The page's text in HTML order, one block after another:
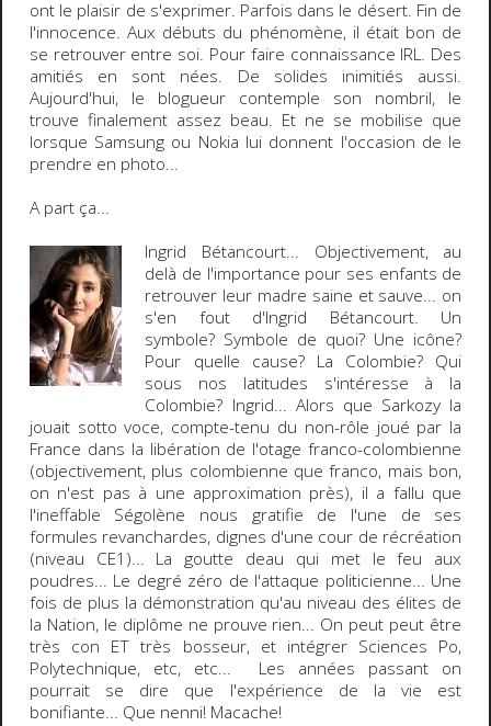
ont le plaisir de s'exprimer. Parfois dans le désert. Fin de
l'innocence. Aux débuts du phénomène, il était bon de
se retrouver entre soi. Pour faire connaissance IRL. Des
amitiés en sont nées. De solides inimitiés aussi.
Aujourd'hui, le blogueur contemple son nombril, le
trouve finalement assez beau. Et ne se mobilise que
lorsque Samsung ou Nokia lui donnent l'occasion de le
prendre en photo...
A part ça...
Ingrid Bétancourt... Objectivement, au
delà de l'importance pour ses enfants de
retrouver leur madre saine et sauve... on
s'en fout d'Ingrid Bétancourt. Un
symbole? Symbole de quoi? Une icône?
Pour quelle cause? La Colombie? Qui
sous nos latitudes s'intéresse à la
Colombie? Ingrid... Alors que Sarkozy la
jouait sotto voce, compte-tenu du non-rôle joué par la
France dans la libération de l'otage franco-colombienne
(objectivement, plus colombienne que franco, mais bon,
on n'est pas à une approximation près), il a fallu que
l'ineffable Ségolène nous gratifie de l'une de ses
formules revanchardes, dignes d'une cour de récréation
(niveau CE1)... La goutte deau qui met le feu aux
poudres... Le degré zéro de l'attaque politicienne... Une
fois de plus la démonstration qu'au niveau des élites de
la Nation, le diplôme ne prouve rien... On peut peut être
très con ET très bosseur, et intégrer Sciences Po,
Polytechnique, etc, etc... Les années passant on
pourrait se dire que l'expérience de la vie est
bonifiante... Que nenni! Macache!